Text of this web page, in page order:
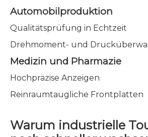
Automobilproduktion
Qualitätsprüfung in Echtzeit
Drehmoment- und
Medizin und Pharmazie
Hochpräzise Anzeigen
Reinraumtaugliche Frontplatten
Warum industrielle